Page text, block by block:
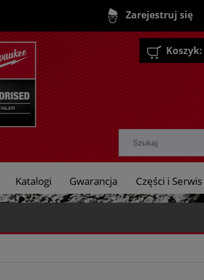
Zarejestruj się
Koszyk:
Katalogi Gwarancja Części i Serwis